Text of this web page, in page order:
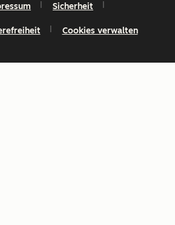
Sicherheit
Cookies verwalten